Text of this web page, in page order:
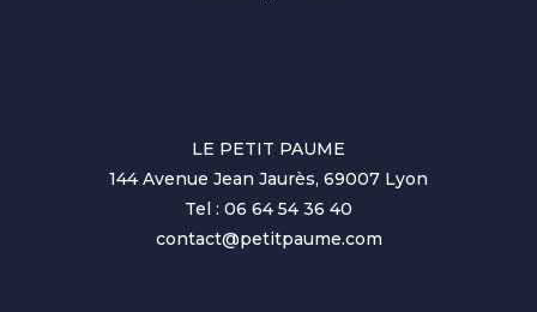
LE PETIT PAUME
144 Avenue Jean Jaurès, 69007 Lyon
Tel : 06 64 54 36 40
contact@petitpaume.com